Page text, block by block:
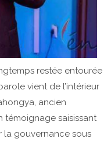
restée entourée
vient de l’intérieur
ancien
témoignage saisissant
la gouvernance sous